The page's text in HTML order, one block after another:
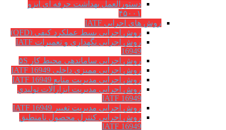
دستورالعمل بهداشت حرفه ای ایزو
۴۵۰۰۱
روش های اجرایی IATF
روش اجرایی بسط عملکرد کیفی (QFD)
روش اجرایی نگهداری و تعمیرات IATF
16949
روش اجرایی ساماندهی محیط کار ۵S
روش اجرایی ممیزی داخلی IATF 16949
روش اجرایی مدیریت منابع IATF 16949
روش اجرایی مديريت ابزارآلات توليدي
IATF 16949
روش اجرایی مدیریت تغییر IATF 16949
روش اجرایی کنترل محصول نامنطبق
IATF 16949